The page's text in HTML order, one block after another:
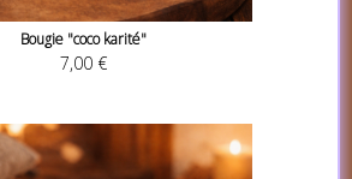
Bougie "coco karité"
7,00 €